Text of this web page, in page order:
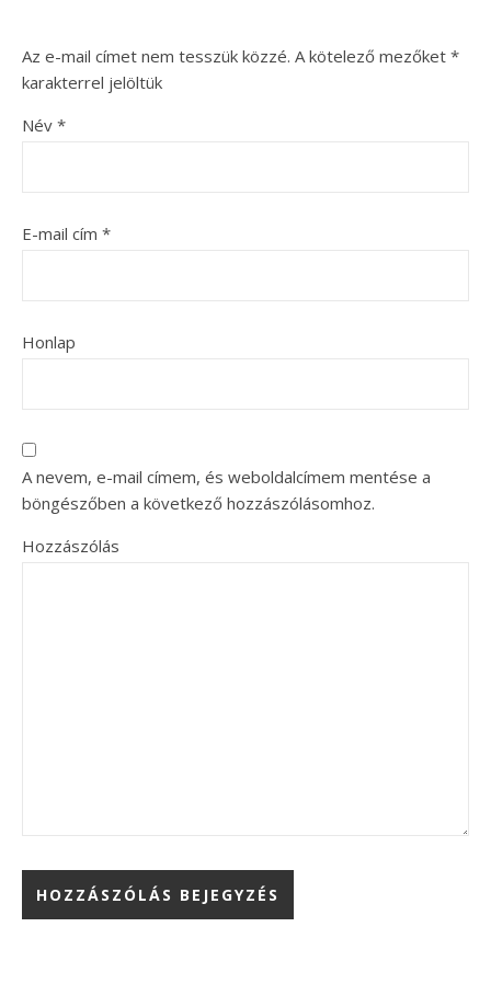
Az e-mail címet nem tesszük közzé. A kötelező mezőket *
karakterrel jelöltük
Név *
E-mail cím *
Honlap
A nevem, e-mail címem, és weboldalcímem mentése a
böngészőben a következő hozzászólásomhoz.
Hozzászólás